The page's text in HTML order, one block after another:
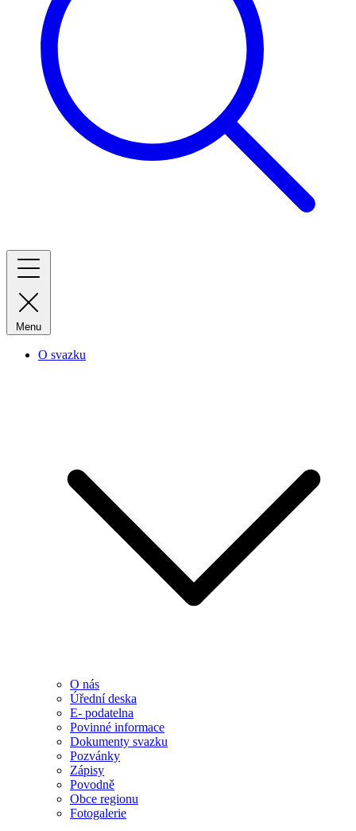
Menu
O svazku
O nás
Úřední deska
E- podatelna
Povinné informace
Dokumenty svazku
Pozvánky
Zápisy
Povodně
Obce regionu
Fotogalerie